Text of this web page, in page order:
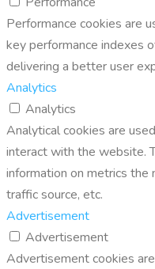
Performance cookies are
key performance indexes
delivering a better user
Analytics
Analytics
Analytical cookies are
interact with the website.
information on metrics the
traffic source, etc.
Advertisement
Advertisement
Advertisement cookies